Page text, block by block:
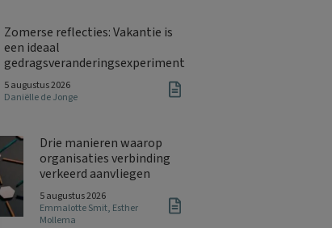
Zomerse reflecties: Vakantie is
een ideaal
gedragsveranderingsexperiment
5 augustus 2026
Daniëlle de Jonge
Drie manieren waarop
organisaties verbinding
verkeerd aanvliegen
5 augustus 2026
Emmalotte Smit, Esther
Mollema